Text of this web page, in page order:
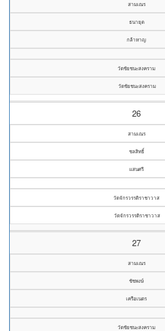
สามเณร
ธนายุต
กล้าหาญ
วัดชัยชนะสงคราม
วัดชัยชนะสงคราม
26
สามเณร
ชลสิทธิ์
แสนศรี
วัดจักรวรรดิราชาวาส
วัดจักรวรรดิราชาวาส
27
สามเณร
ชัชพงษ์
เครือเนตร
วัดชัยชนะสงคราม